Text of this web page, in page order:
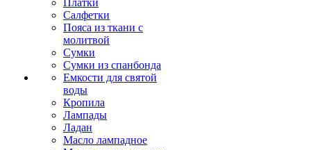
Платки
Салфетки
Пояса из ткани с
молитвой
Сумки
Сумки из спанбонда
Емкости для святой
воды
Кропила
Лампады
Ладан
Масло лампадное